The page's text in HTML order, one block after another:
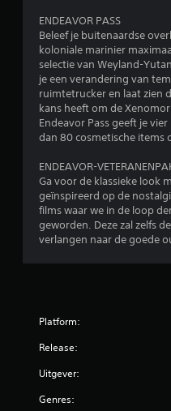
ENDEAVOR PASS
Beleef je buitenaardse
koloniale marinier
selectie van Weyland-
je een verandering van
ruimtetrucker en laat zien
kans heeft om de
Endeavor Pass geeft je
dan 80 cosmetische items
ENDEAVOR-
Ga voor de klassieke look
geïnspireerd op de
films waar we in de loop
geworden. Deze zal zelfs
verlangen naar de goede
Platform:
Release:
Uitgever:
Genres: